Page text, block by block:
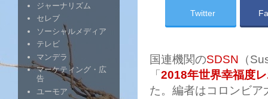
Twitter
国連機関のSDSN （
「 2018年世界幸福度
た。編者はコロンビ
ジャーナリズム
セレブ
ソーシャルメディア
テレビ
マンデラ
マーケティング・広
告
ユーモア